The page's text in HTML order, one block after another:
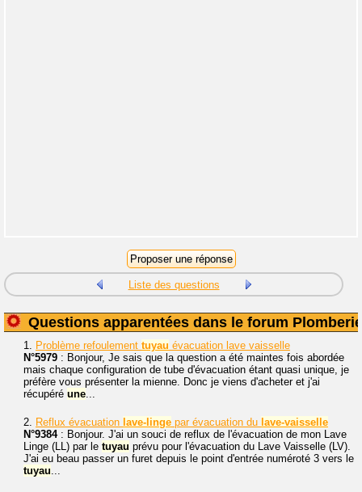
Liste des questions
Questions apparentées dans le forum Plomberie
1. Problème refoulement tuyau évacuation lave vaisselle
N°5979 : Bonjour, Je sais que la question a été maintes fois abordée
mais chaque configuration de tube d'évacuation étant quasi unique, je
préfère vous présenter la mienne. Donc je viens d'acheter et j'ai
récupéré une...
2. Reflux évacuation lave-linge par évacuation du lave-vaisselle
N°9384: Bonjour. J'ai un souci de reflux de l'évacuation de mon Lave
Linge (LL) par le tuyau prévu pour l'évacuation du Lave Vaisselle (LV).
J'ai eu beau passer un furet depuis le point d'entrée numéroté 3 vers le
tuyau...